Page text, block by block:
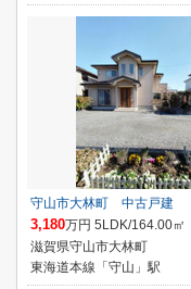
守山市大林町 中古戸建
3,180万円 5LDK/164.00㎡
滋賀県守山市大林町
東海道本線「守山」駅